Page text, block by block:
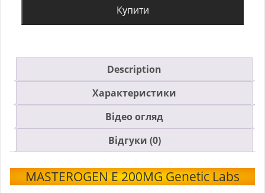
Купити
Description
Характеристики
Відео огляд
Відгуки (0)
MASTEROGEN E 200MG Genetic Labs